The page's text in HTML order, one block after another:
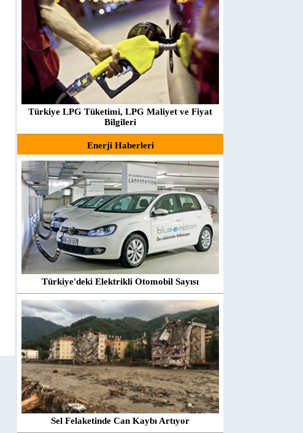
Türkiye LPG Tüketimi, LPG Maliyet ve Fiyat
Bilgileri
Enerji Haberleri
Türkiye'deki Elektrikli Otomobil Sayısı
Sel Felaketinde Can Kaybı Artıyor